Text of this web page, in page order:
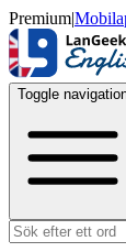
Premium|
Toggle